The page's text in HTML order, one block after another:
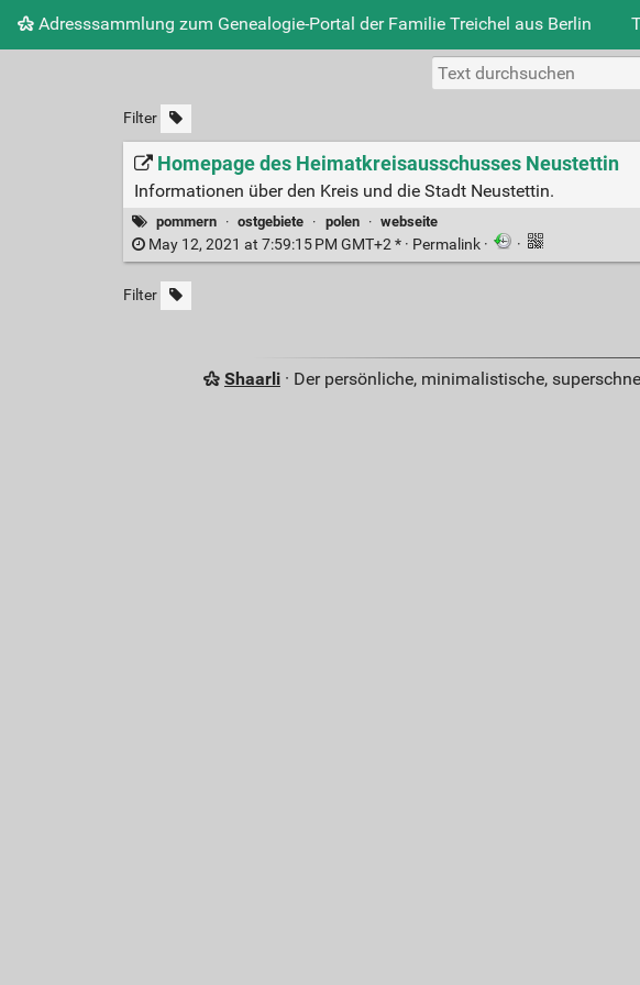
Adresssammlung zum Genealogie-Portal der Familie Treichel aus Berlin
Filter
Homepage des Heimatkreisausschusses Neustettin
Informationen über den Kreis und die Stadt Neustettin.
pommern · ostgebiete · polen · webseite
May 12, 2021 at 7:59:15 PM GMT+2 * · Permalink · ·
Filter
Shaarli· Der persönliche, minimalistische,